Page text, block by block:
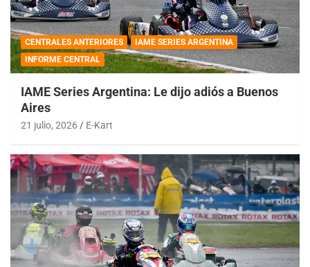
CENTRALES ANTERIORES
IAME SERIES ARGENTINA
INFORME CENTRAL
IAME Series Argentina: Le dijo adiós a Buenos
Aires
21 julio, 2026 E-Kart